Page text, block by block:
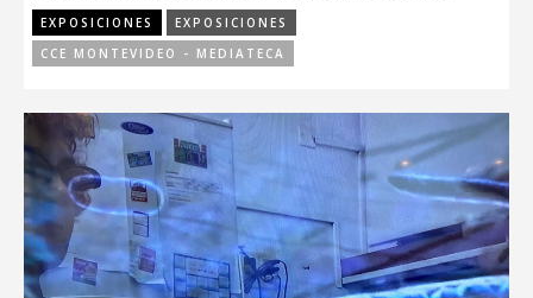
EXPOSICIONES
EXPOSICIONES
CCE MONTEVIDEO - MEDIATECA